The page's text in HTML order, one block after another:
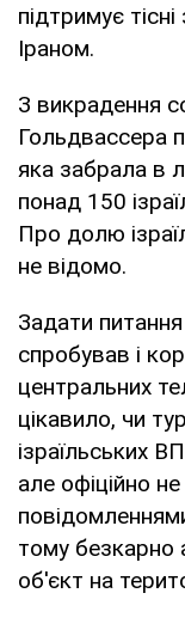
підтримує
Іраном.
З викрадення
Гольдвассера
яка забрала в
понад 150
Про долю
не відомо.
Задати питання
спробував і
центральних
цікавило, чи
ізраїльських
але офіційно
тому безкарно
об'єкт на